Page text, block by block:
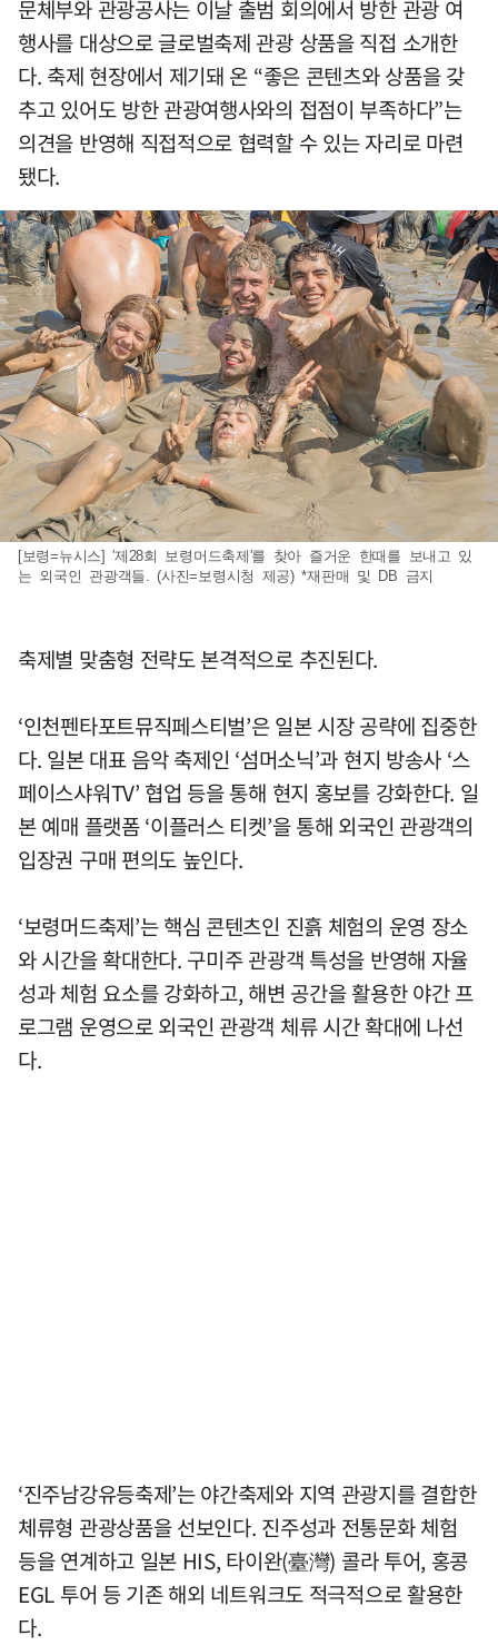
문체부와 관광공사는 이날 출범 회의에서 방한 관광 여
행사를 대상으로 글로벌축제 관광 상품을 직접 소개한
다. 축제 현장에서 제기돼 온 “좋은 콘텐츠와 상품을 갖
추고 있어도 방한 관광여행사와의 접점이 부족하다”는
의견을 반영해 직접적으로 협력할 수 있는 자리로 마련
됐다.
[보령=뉴시스] '제28회 보령머드축제'를 찾아 즐거운 한때를 보내고 있
는 외국인 관광객들. (사진=보령시청 제공) *재판매 및 DB 금지
축제별 맞춤형 전략도 본격적으로 추진된다.
‘인천펜타포트뮤직페스티벌’은 일본 시장 공략에 집중한
다. 일본 대표 음악 축제인 ‘섬머소닉’과 현지 방송사 ‘스
페이스샤워TV’ 협업 등을 통해 현지 홍보를 강화한다. 일
본 예매 플랫폼 ‘이플러스 티켓’을 통해 외국인 관광객의
입장권 구매 편의도 높인다.
‘보령머드축제’는 핵심 콘텐츠인 진흙 체험의 운영 장소
와 시간을 확대한다. 구미주 관광객 특성을 반영해 자율
성과 체험 요소를 강화하고, 해변 공간을 활용한 야간 프
로그램 운영으로 외국인 관광객 체류 시간 확대에 나선
다.
‘진주남강유등축제’는 야간축제와 지역 관광지를 결합한
체류형 관광상품을 선보인다. 진주성과 전통문화 체험
등을 연계하고 일본 HIS, 타이완(臺灣) 콜라 투어, 홍콩
EGL 투어 등 기존 해외 네트워크도 적극적으로 활용한
다.